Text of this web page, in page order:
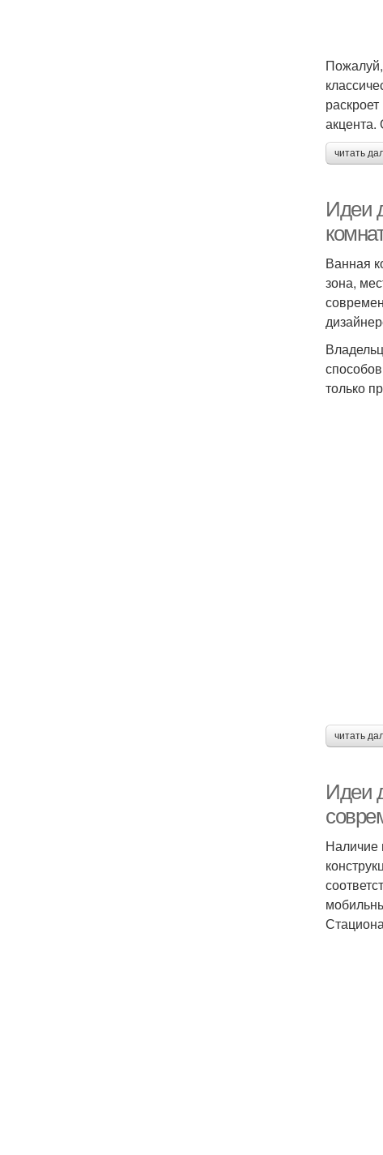
читать
Идеи
Ванная
зона,
только
читать
Идеи
Наличие